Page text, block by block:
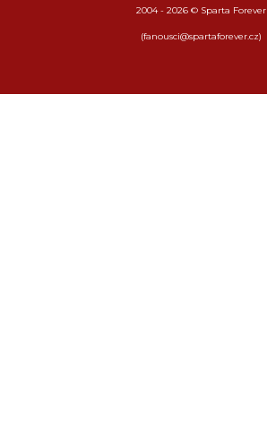
2004 - 2026 © Sparta Forever
(fanousci@spartaforever.cz)